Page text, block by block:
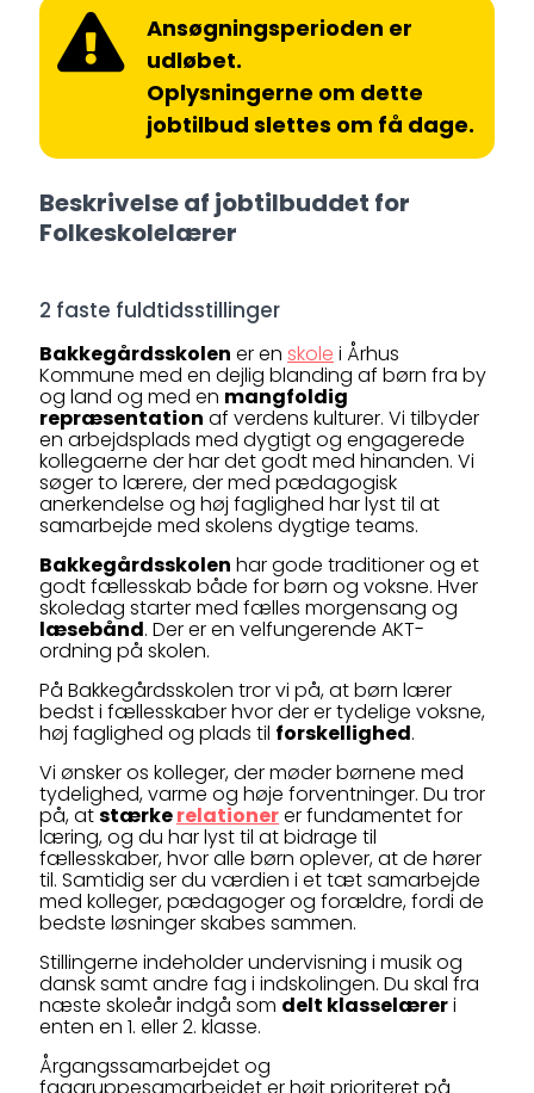
Ansøgningsperioden er
udløbet.
Oplysningerne om dette
jobtilbud slettes om få dage.
Beskrivelse af jobtilbuddet for
Folkeskolelærer
2 faste fuldtidsstillinger
Bakkegårdsskolen er en skole i Århus
Kommune med en dejlig blanding af børn fra by
og land og med en mangfoldig
repræsentation af verdens kulturer. Vi tilbyder
en arbejdsplads med dygtigt og engagerede
kollegaerne der har det godt med hinanden. Vi
søger to lærere, der med pædagogisk
anerkendelse og høj faglighed har lyst til at
samarbejde med skolens dygtige teams.
Bakkegårdsskolen har gode traditioner og et
godt fællesskab både for børn og voksne. Hver
skoledag starter med fælles morgensang og
læsebånd. Der er en velfungerende AKT-
ordning på skolen.
På Bakkegårdsskolen tror vi på, at børn lærer
bedst i fællesskaber hvor der er tydelige voksne,
høj faglighed og plads til forskellighed.
Vi ønsker os kolleger, der møder børnene med
tydelighed, varme og høje forventninger. Du tror
på, atstærkerelationerer fundamentet for
læring, og du har lyst til at bidrage til
fællesskaber, hvor alle børn oplever, at de hører
til. Samtidig ser du værdien i et tæt samarbejde
med kolleger, pædagoger og forældre, fordi de
bedste løsninger skabes sammen.
Stillingerne indeholder undervisning i musik og
dansk samt andre fag i indskolingen. Du skal fra
næste skoleår indgå som delt klasselæreri
enten en 1. eller 2. klasse.
Årgangssamarbejdet og